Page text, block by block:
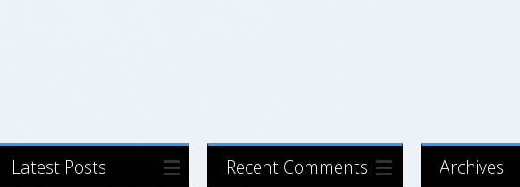
Latest Posts Recent Comments Archives